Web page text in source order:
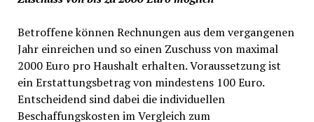
Betroffene können Rechnungen aus dem vergangenen
Jahr einreichen und so einen Zuschuss von maximal
2000 Euro pro Haushalt erhalten. Voraussetzung ist
ein Erstattungsbetrag von mindestens 100 Euro.
Entscheidend sind dabei die individuellen
Beschaffungskosten im Vergleich zum